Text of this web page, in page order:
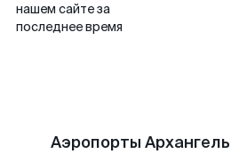
нашем сайте за
последнее время
Аэропорты